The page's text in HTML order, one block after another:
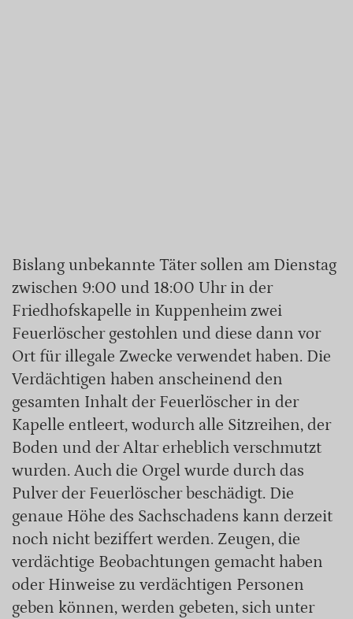
Bislang unbekannte Täter sollen am Dienstag
zwischen 9:00 und 18:00 Uhr in der
Friedhofskapelle in Kuppenheim zwei
Feuerlöscher gestohlen und diese dann vor
Ort für illegale Zwecke verwendet haben. Die
Verdächtigen haben anscheinend den
gesamten Inhalt der Feuerlöscher in der
Kapelle entleert, wodurch alle Sitzreihen, der
Boden und der Altar erheblich verschmutzt
wurden. Auch die Orgel wurde durch das
Pulver der Feuerlöscher beschädigt. Die
genaue Höhe des Sachschadens kann derzeit
noch nicht beziffert werden. Zeugen, die
verdächtige Beobachtungen gemacht haben
oder Hinweise zu verdächtigen Personen
geben können, werden gebeten, sich unter